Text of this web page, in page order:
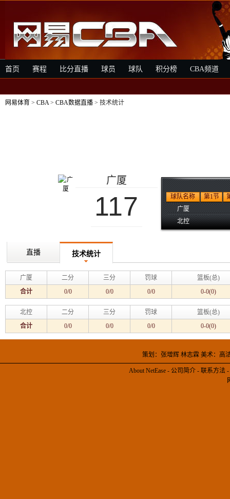
首页 赛程 比分直播 球员 球队 积分榜 CBA频道
网易体育 > CBA> CBA数据直播 > 技术统计
广厦
117 球队名称 第1节
广厦
北控
直播 技术统计
广厦 二分 三分 罚球
篮板(总)
合计
0/0 0/0 0/0 0-0(0)
北控 二分 三分 罚球
篮板(总)
合计
0/0 0/0 0/0 0-0(0)
策划：张增辉 林志霖 美术：
About NetEase - 公司简介 - 联系方法 -